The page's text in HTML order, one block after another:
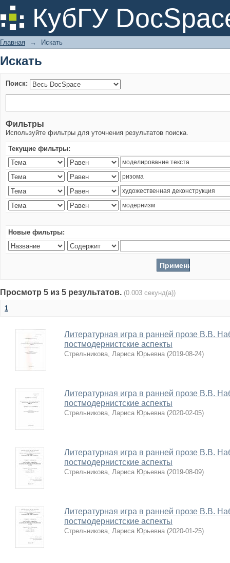
КубГУ
Искать
Главная → Искать
Искать
Поиск:
Фильтры
Используйте фильтры для уточнения результатов поиска.
Текущие фильтры:
Новые фильтры:
Просмотр 5 из 5 результатов. (0.003 секунд(а))
1
Литературная игра в ранней прозе В.В.
постмодернистские аспекты
Стрельникова, Лариса Юрьевна (2019-08-24)
Литературная игра в ранней прозе В.В.
постмодернистские аспекты
Стрельникова, Лариса Юрьевна (2020-02-05)
Литературная игра в ранней прозе В.В.
постмодернистские аспекты
Стрельникова, Лариса Юрьевна (2019-08-09)
Литературная игра в ранней прозе В.В.
постмодернистские аспекты
Стрельникова, Лариса Юрьевна (2020-01-25)